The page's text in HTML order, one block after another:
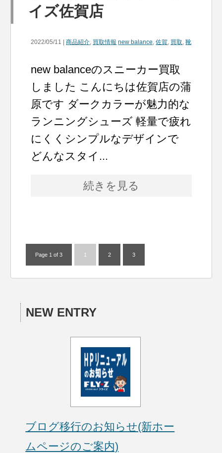
イズ佐賀店
2022/05/11 |商品紹介, 買取情報 new balance,佐賀, 買取,靴
new balanceのスニーカー買取
しました こんにちは佐賀店の蒲
原です ダークカラーが魅力的な
ランニングシューズ 軽量で疲れ
にくくシンプルなデザインで
どんなスタイ...
続きを見る
Page 1 of 3 1 2 3
NEW ENTRY
ブログ移行のお知らせ(新ホー
ムページのご案内)